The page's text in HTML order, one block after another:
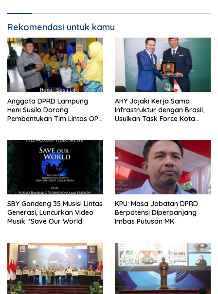
Rekomendasi untuk kamu
Anggota DPRD Lampung
Heni Susilo Dorong
Pembentukan Tim Lintas OPD
AHY Jajaki Kerja Sama
Infrastruktur dengan Brasil,
Usulkan Task Force Kota
SBY Gandeng 35 Musisi Lintas
Generasi, Luncurkan Video
Musik “Save Our World
KPU: Masa Jabatan DPRD
Berpotensi Diperpanjang
Imbas Putusan MK